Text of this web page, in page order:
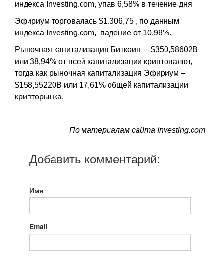
индекса Investing.com, упав 6,58% в течение дня.
Эфириум торговалась $1.306,75 , по данным
индекса Investing.com, падение от 10,98%.
Рыночная капитализация Биткоин – $350,58602B
или 38,94% от всей капитализации криптовалют,
тогда как рыночная капитализация Эфириум –
$158,55220B или 17,61% общей капитализации
крипторынка.
По материалам сайта Investing.com
Добавить комментарий:
Имя
Email